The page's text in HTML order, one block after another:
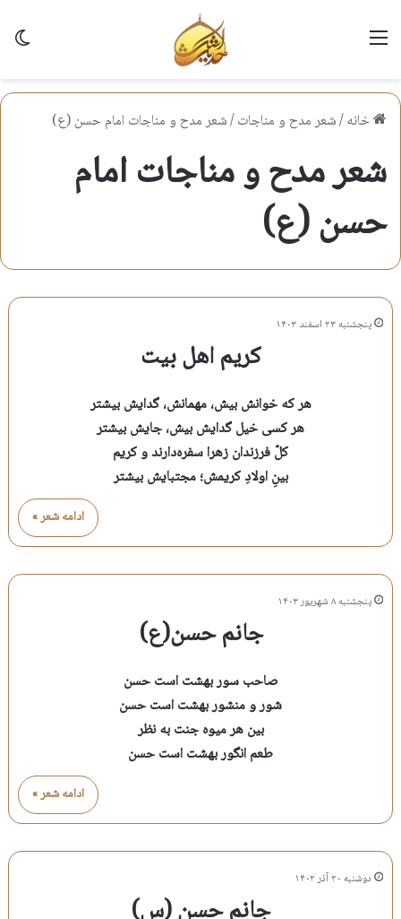
منو
خانه/شعر مدح و مناجات/شعر مدح و مناجات امام حسن (ع)
شعر مدح و مناجات امام
حسن (ع)
پنجشنبه ۲۳ اسفند ۱۴۰۳
کریم اهل بیت
هر که خوانش بیش، مهمانش، گدایش بیشتر
هر کسی خیل گدایش بیش، جایش بیشتر
کلّ فرزندان زهرا سفره‌دارند و کریم
بینِ اولادِ کریمش؛ مجتبایش بیشتر
ادامه شعر »
پنجشنبه ۸ شهریور ۱۴۰۳
جانم حسن(ع)
صاحب سور بهشت است حسن
شور و‌ منشور بهشت است حسن
بین هر میوه جنت به نظر
طعم انگور بهشت است حسن
ادامه شعر »
دوشنبه ۲۰ آذر ۱۴۰۲